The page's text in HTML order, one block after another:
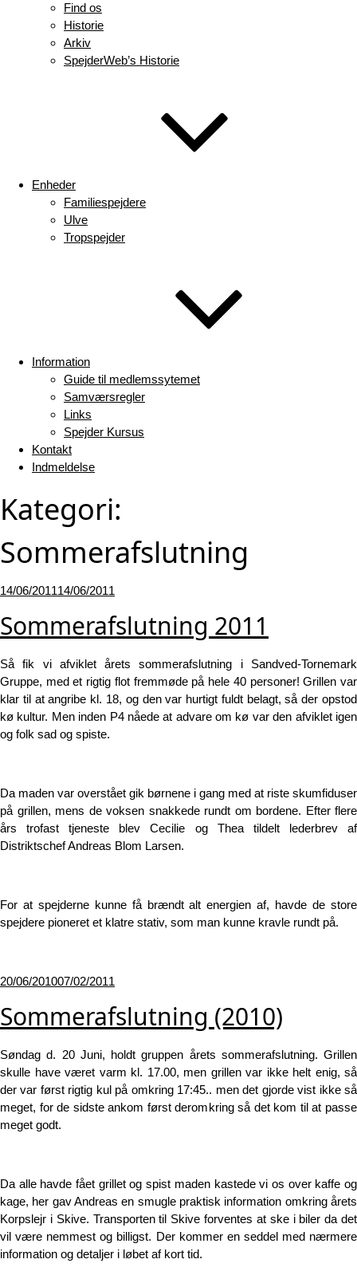
Find os
Historie
Arkiv
SpejderWeb’s Historie
Enheder
Familiespejdere
Ulve
Tropspejder
Information
Guide til medlemssytemet
Samværsregler
Links
Spejder Kursus
Kontakt
Indmeldelse
Kategori:
Sommerafslutning
Udgivet
14/06/201114/06/2011
Sommerafslutning 2011
Så fik vi afviklet årets sommerafslutning i Sandved-Tornemark
Gruppe, med et rigtig flot fremmøde på hele 40 personer! Grillen var
klar til at angribe kl. 18, og den var hurtigt fuldt belagt, så der opstod
kø kultur. Men inden P4 nåede at advare om kø var den afviklet igen
og folk sad og spiste.
Da maden var overstået gik børnene i gang med at riste skumfiduser
på grillen, mens de voksen snakkede rundt om bordene. Efter flere
års trofast tjeneste blev Cecilie og Thea tildelt lederbrev af
Distriktschef Andreas Blom Larsen.
For at spejderne kunne få brændt alt energien af, havde de store
spejdere pioneret et klatre stativ, som man kunne kravle rundt på.
Udgivet
20/06/201007/02/2011
Sommerafslutning (2010)
Søndag d. 20 Juni, holdt gruppen årets sommerafslutning. Grillen
skulle have været varm kl. 17.00, men grillen var ikke helt enig, så
der var først rigtig kul på omkring 17:45.. men det gjorde vist ikke så
meget, for de sidste ankom først deromkring så det kom til at passe
meget godt.
Da alle havde fået grillet og spist maden kastede vi os over kaffe og
kage, her gav Andreas en smugle praktisk information omkring årets
Korpslejr i Skive. Transporten til Skive forventes at ske i biler da det
vil være nemmest og billigst. Der kommer en seddel med nærmere
information og detaljer i løbet af kort tid.